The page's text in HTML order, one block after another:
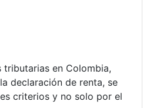
tributarias en Colombia,
declaración de renta, se
criterios y no solo por el